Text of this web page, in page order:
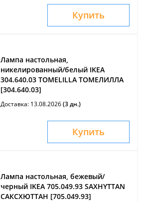
Купить
Лампа настольная,
никелированный/белый IKEA
304.640.03 TOMELILLA ТОМЕЛИЛЛА
[304.640.03]
Доставка: 13.08.2026(3 дн.)
Купить
Лампа настольная, бежевый/
черный IKEA 705.049.93 SAXHYTTAN
САКСХЮТТАН [705.049.93]